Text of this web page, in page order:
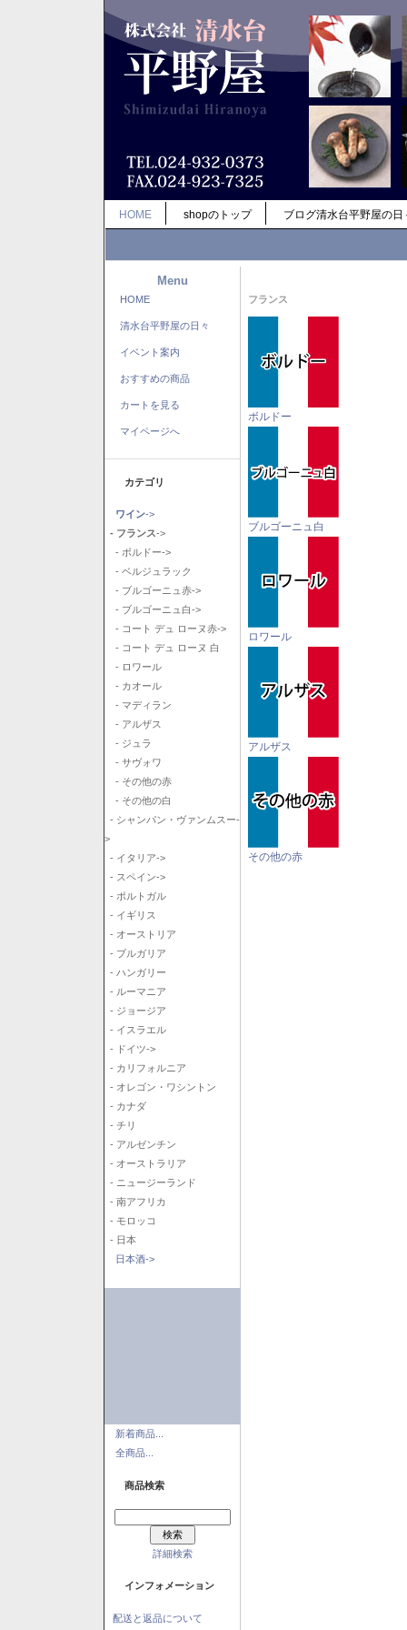
HOME shopのトップ ブログ清水台平野屋の日
Menu
HOME
清水台平野屋の日々
イベント案内
おすすめの商品
カートを見る
マイページへ
カテゴリ
ワイン->
- フランス->
- ボルドー->
- ベルジュラック
- ブルゴーニュ赤->
- ブルゴーニュ白->
- コート デュ ローヌ赤->
- コート デュ ローヌ 白
- ロワール
- カオール
- マディラン
- アルザス
- ジュラ
- サヴォワ
- その他の赤
- その他の白
- シャンパン・ヴァンムスー-
>
- イタリア->
- スペイン->
- ポルトガル
- イギリス
- オーストリア
- ブルガリア
- ハンガリー
- ルーマニア
- ジョージア
- イスラエル
- ドイツ->
- カリフォルニア
- オレゴン・ワシントン
- カナダ
- チリ
- アルゼンチン
- オーストラリア
- ニュージーランド
- 南アフリカ
- モロッコ
- 日本
日本酒->
新着商品...
全商品...
商品検索
詳細検索
インフォメーション
配送と返品について
フランス
ボルドー
ブルゴーニュ白
ロワール
アルザス
その他の赤